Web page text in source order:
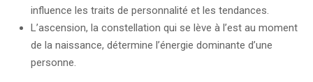
influence les traits de personnalité et les tendances.
L’ascension, la constellation qui se lève à l’est au moment
de la naissance, détermine l’énergie dominante d’une
personne.